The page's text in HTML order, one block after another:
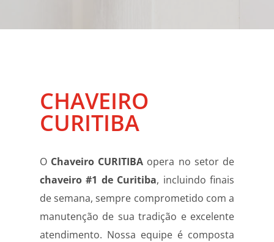
CHAVEIRO
CURITIBA
O Chaveiro CURITIBA opera no setor de
chaveiro #1 de Curitiba, incluindo finais
de semana, sempre comprometido com a
manutenção de sua tradição e excelente
atendimento. Nossa equipe é composta